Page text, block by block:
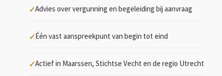
Advies over vergunning en begeleiding bij aanvraag
Één vast aanspreekpunt van begin tot eind
Actief in Maarssen, Stichtse Vecht en de regio Utrecht